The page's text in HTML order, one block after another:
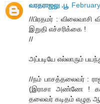
வரதராஜலு .பூ
//பிரதமர் : விலைவாசி
இறுதி எச்சரிக்கை !
//
அப்படியே எல்லாரும்
//நம் பாசத்தலைவர் :
(இராசா அண்ணே !
தலைவர் கடிதம் எழுத